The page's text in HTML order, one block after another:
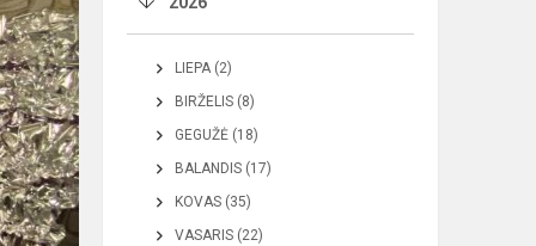
LIEPA (2)
BIRŽELIS (8)
GEGUŽĖ (18)
BALANDIS (17)
KOVAS (35)
VASARIS (22)